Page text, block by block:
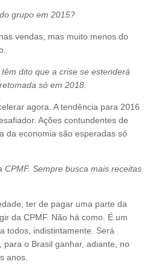
grupo em 2015?
vendas, mas muito menos do
dito que a crise se estenderá
só em 2018.
agora. A tendência para 2016
Ações contundentes de
da economia são esperadas só
Sempre busca mais receitas
ter de pagar uma parte da
da CPMF. Não há como. É um
todos, indistintamente. Será
para o Brasil ganhar, adiante, no
anos.